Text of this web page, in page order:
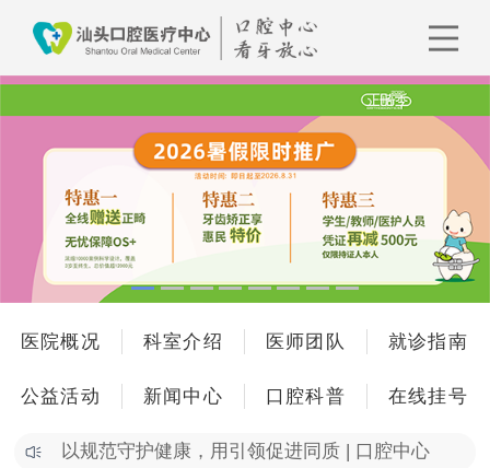
医院概况 科室介绍 医师团队 就诊指南
公益活动 新闻中心 口腔科普 在线挂号
以规范守护健康，用引领促进同质 | 口腔中心